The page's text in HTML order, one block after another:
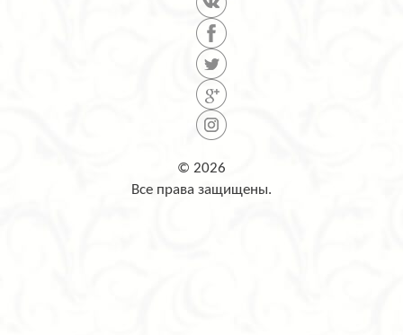
© 2026
Все права защищены.